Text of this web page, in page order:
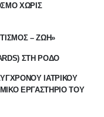
ΧΩΡΙΣ
– ΖΩΗ»
ΣΤΗ ΡΟΔΟ
ΙΑΤΡΙΚΟΥ
ΕΡΓΑΣΤΗΡΙΟ ΤΟΥ